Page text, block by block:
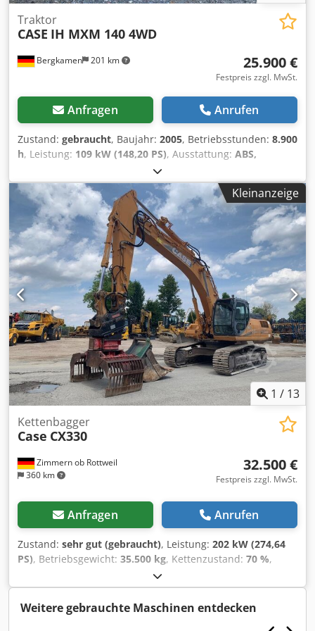
Bergkamen 201 km
Traktor
CASE IH MXM 140 4WD
25.900 €
Festpreis zzgl. MwSt.
Anfragen Anrufen
Zustand: gebraucht, Baujahr: 2005, Betriebsstunden: 8.900
h, Leistung: 109 kW (148,20 PS), Ausstattung: ABS,
Allradantrieb, Kabine, Klimaanlage
Länge:4.692 mm Breite:2.507 mm Höhe:2.997 mm Chodpfx
Ahowlmt Ijfsa Radstand:2.723 mm rNennleistung:105,9 kW,
144PS Nenndrehzahl:2.200/min Zylinderanzahl:6
Hubraum:7.480 cm³ Drehmomentanstieg:51,3
Allradantrieb
Kleinanzeige
1 / 13
Zimmern ob Rottweil
360 km
Kettenbagger
Case CX330
32.500 €
Festpreis zzgl. MwSt.
Anfragen Anrufen
Zustand: sehr gut (gebraucht), Leistung: 202 kW (274,64
PS), Betriebsgewicht: 35.500 kg, Kettenzustand: 70 %,
, Betriebsstunden:
Klimaanlage, CASE CX330 Baujahr: 2006 Betriebsstunden:
9.139 Std. Chodozp Rm Repfx Ahfea Geschlossene Kabine
Klimaanlage Radio Zentralschmierung Standardausleger
Weitere gebrauchte Maschinen entdecken